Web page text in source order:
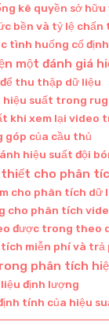
kê quyền sở
bền và tỷ lệ
tình huống cố
một đánh giá
thu thập dữ liệu
hiệu suất trong
khi xem lại video
góp của cầu thủ
hiệu suất đội
thiết cho phân
cho phân tích dữ
cho phân tích
được trong theo
miễn phí và trả
phân tích
định lượng
tính của hiệu